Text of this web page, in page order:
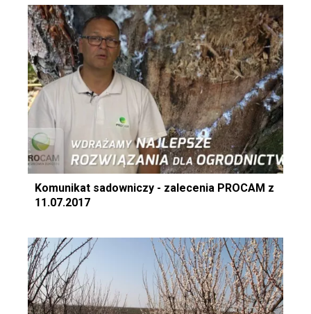
Komunikat sadowniczy - zalecenia PROCAM z
11.07.2017